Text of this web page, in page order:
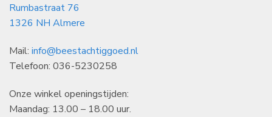
Rumbastraat 76
1326 NH Almere
Mail: info@beestachtiggoed.nl
Telefoon: 036-5230258
Onze winkel openingstijden:
Maandag: 13.00 – 18.00 uur.